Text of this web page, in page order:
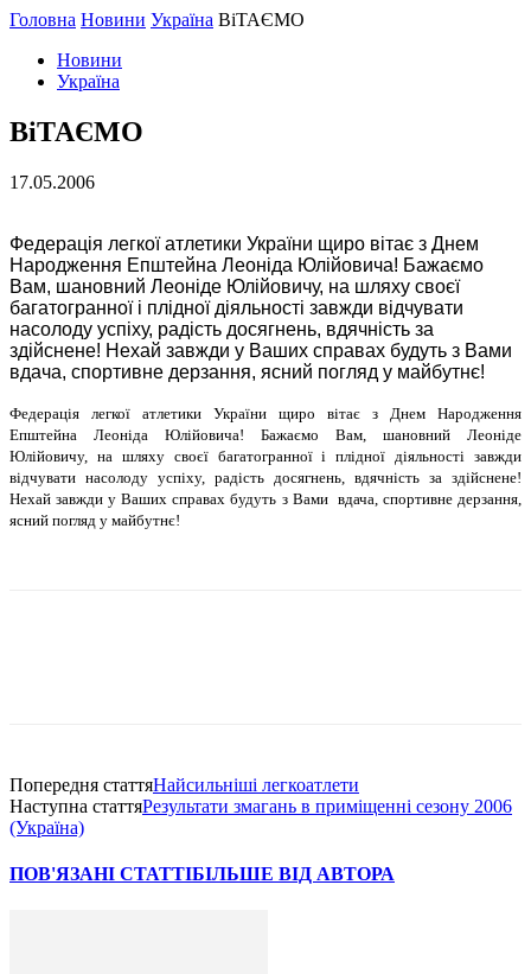
Головна Новини Україна ВiТАЄМО
Новини
Україна
ВiТАЄМО
17.05.2006
Федерацiя легкої атлетики України щиро вiтає з Днем
Народження Епштейна Леонiда Юлiйовича! Бажаємо
Вам, шановний Леонiде Юлiйовичу, на шляху своєї
багатогранної i плiдної дiяльностi завжди вiдчувати
насолоду успiху, радiсть досягнень, вдячнiсть за
здiйснене! Нехай завжди у Ваших справах будуть з Вами
вдача, спортивне дерзання, ясний погляд у майбутнє!
Федерацiя легкої атлетики України щиро вiтає з Днем Народження
Епштейна Леонiда Юлiйовича! Бажаємо Вам, шановний Леонiде
Юлiйовичу, на шляху своєї багатогранної i плiдної дiяльностi завжди
вiдчувати насолоду успiху, радiсть досягнень, вдячнiсть за здiйснене!
Нехай завжди у Ваших справах будуть з Вами вдача, спортивне дерзання,
ясний погляд у майбутнє!
Попередня статтяНайсильнiшi легкоатлети
Наступна статтяРезультати змагань в примiщеннi сезону 2006
(Україна)
ПОВ'ЯЗАНІ СТАТТІБІЛЬШЕ ВІД АВТОРА